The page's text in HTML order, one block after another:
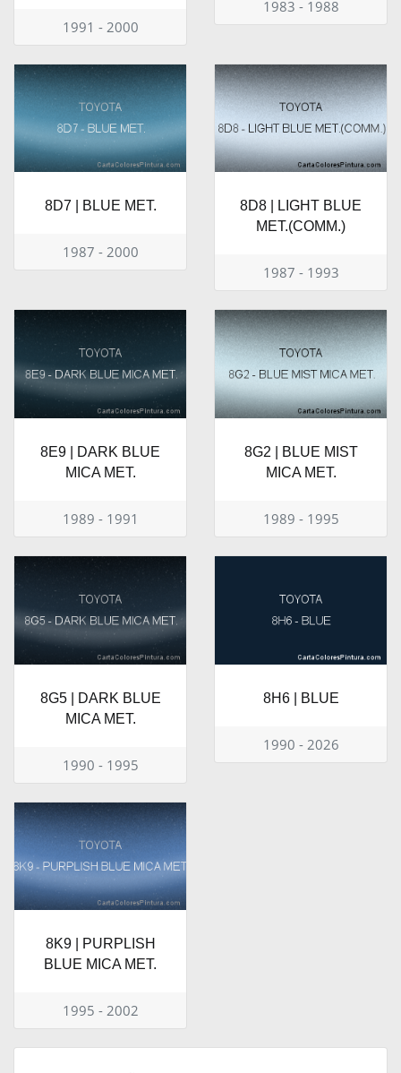
1991 - 2000
1983 - 1988
8D7 | BLUE MET.
1987 - 2000
8D8 | LIGHT BLUE
MET.(COMM.)
1987 - 1993
8E9 | DARK BLUE
MICA MET.
1989 - 1991
8G2 | BLUE MIST
MICA MET.
1989 - 1995
8G5 | DARK BLUE
MICA MET.
1990 - 1995
8H6 | BLUE
1990 - 2026
8K9 | PURPLISH
BLUE MICA MET.
1995 - 2002